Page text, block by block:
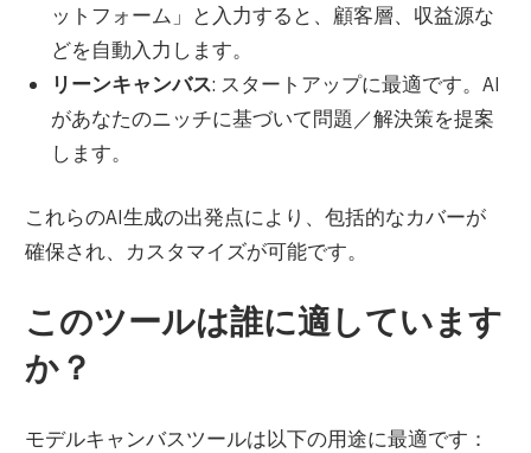
ットフォーム」と入力すると、顧客層、収益源な
どを自動入力します。
リーンキャンバス: スタートアップに最適です。AI
があなたのニッチに基づいて問題／解決策を提案
します。
これらのAI生成の出発点により、包括的なカバーが
確保され、カスタマイズが可能です。
このツールは誰に適しています
か？
モデルキャンバスツールは以下の用途に最適です：